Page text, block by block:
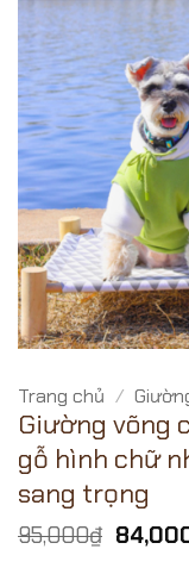
Trang chủ /
Giường võng
gỗ hình chữ
sang trọng
95,000₫ Giá
gốc